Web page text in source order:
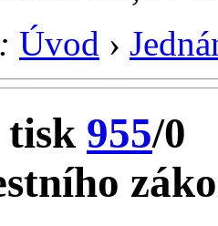
Úvod ›
tisk 955/0